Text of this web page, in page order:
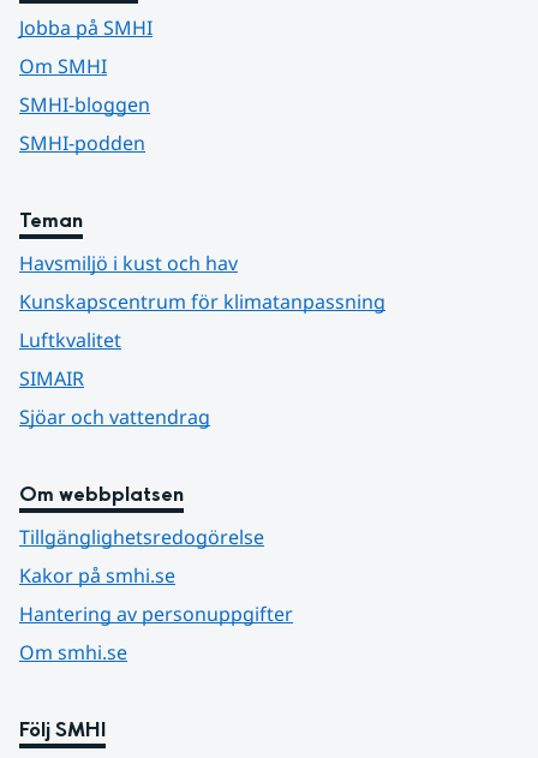
Jobba på SMHI
Om SMHI
SMHI-bloggen
SMHI-podden
Teman
Havsmiljö i kust och hav
Kunskapscentrum för klimatanpassning
Luftkvalitet
SIMAIR
Sjöar och vattendrag
Om webbplatsen
Tillgänglighetsredogörelse
Kakor på smhi.se
Hantering av personuppgifter
Om smhi.se
Följ SMHI